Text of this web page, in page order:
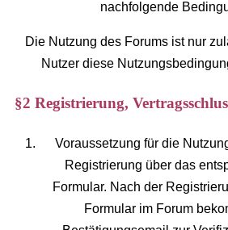
nachfolgende
Die Nutzung des Forums ist nur
Nutzer diese
§2 Registrierung,
Voraussetzung für die
Registrierung über das
Formular. Nach der
Formular im Forum